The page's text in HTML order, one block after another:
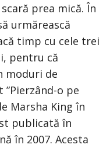
prea mică. În
urmărească
timp cu cele trei
pentru că
moduri de
o pe
Marsha King în
publicată în
în 2007. Acesta